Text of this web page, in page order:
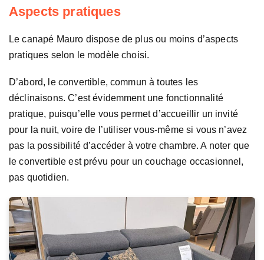
Aspects pratiques
Le canapé Mauro dispose de plus ou moins d’aspects
pratiques selon le modèle choisi.
D’abord, le convertible, commun à toutes les
déclinaisons. C’est évidemment une fonctionnalité
pratique, puisqu’elle vous permet d’accueillir un invité
pour la nuit, voire de l’utiliser vous-même si vous n’avez
pas la possibilité d’accéder à votre chambre. A noter que
le convertible est prévu pour un couchage occasionnel,
pas quotidien.